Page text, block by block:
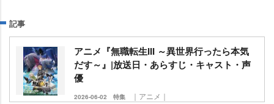
記事
アニメ『無職転生III ～異世界行ったら本気
だす～』|放送日・あらすじ・キャスト・声
優
2026-06-02 特集 ｜アニメ｜